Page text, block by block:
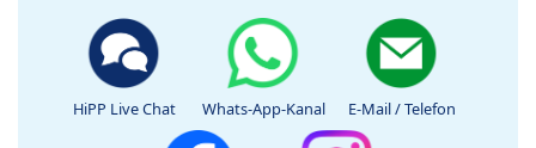
HiPP Live Chat Whats-App-Kanal E-Mail / Telefon